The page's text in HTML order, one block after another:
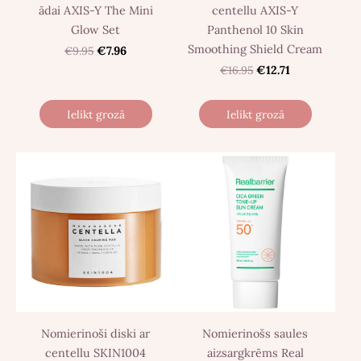
ādai AXIS-Y The Mini
Glow Set
€9.95 €7.96
Ielikt grozā
centellu AXIS-Y
Panthenol 10 Skin
Smoothing Shield Cream
€16.95 €12.71
Ielikt grozā
Nomierinoši diski ar
centellu SKIN1004
Nomierinošs saules
aizsargkrēms Real